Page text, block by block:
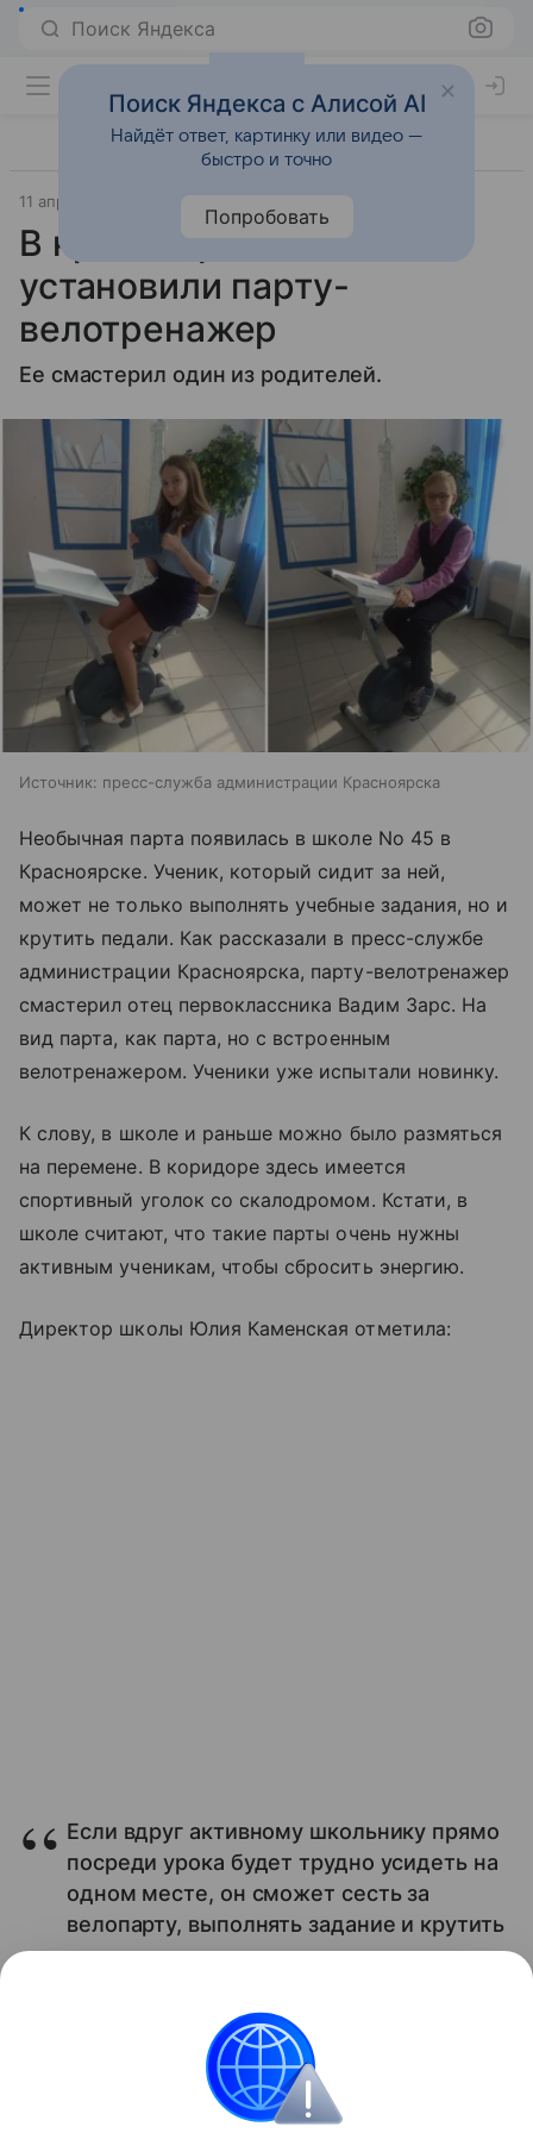
Поиск Яндекса
11 апреля 2019
В красноярской школе
установили парту-
велотренажер
Ее смастерил один из родителей.
Источник: пресс-служба администрации Красноярска
Необычная парта появилась в школе No 45 в
Красноярске. Ученик, который сидит за ней,
может не только выполнять учебные задания, но и
крутить педали. Как рассказали в пресс-службе
администрации Красноярска, парту-велотренажер
смастерил отец первоклассника Вадим Зарс. На
вид парта, как парта, но с встроенным
велотренажером. Ученики уже испытали новинку.
К слову, в школе и раньше можно было размяться
на перемене. В коридоре здесь имеется
спортивный уголок со скалодромом. Кстати, в
школе считают, что такие парты очень нужны
активным ученикам, чтобы сбросить энергию.
Директор школы Юлия Каменская отметила:
Если вдруг активному школьнику прямо
посреди урока будет трудно усидеть на
одном месте, он сможет сесть за
велопарту, выполнять задание и крутить
педали.
Что делать, если ребенок не
хочет идти в школу
Поиск Яндекса с Алисой AI
Найдёт ответ, картинку или видео —
быстро и точно
Попробовать